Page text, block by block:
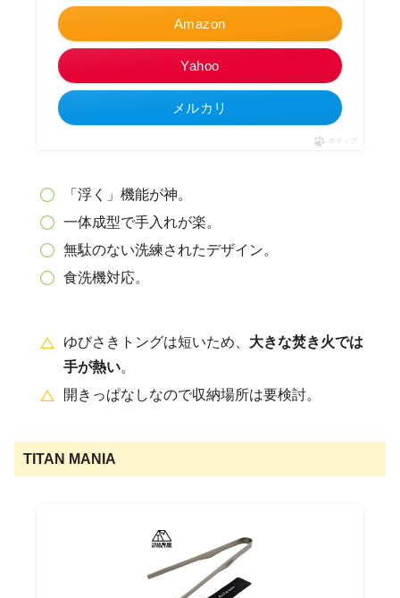
Amazon
Yahoo
メルカリ
ポチップ
「浮く」機能が神。
一体成型で手入れが楽。
無駄のない洗練されたデザイン。
食洗機対応。
ゆびさきトングは短いため、 大きな焚き火では
手が熱い。
開きっぱなしなので収納場所は要検討。
TITAN MANIA